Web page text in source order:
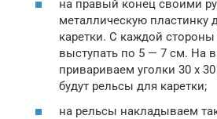
на правый конец своими
металлическую пластинку
каретки. С каждой
выступать по 5 — 7 см. На
привариваем уголки 30 х
будут рельсы для каретки;
на рельсы накладываем